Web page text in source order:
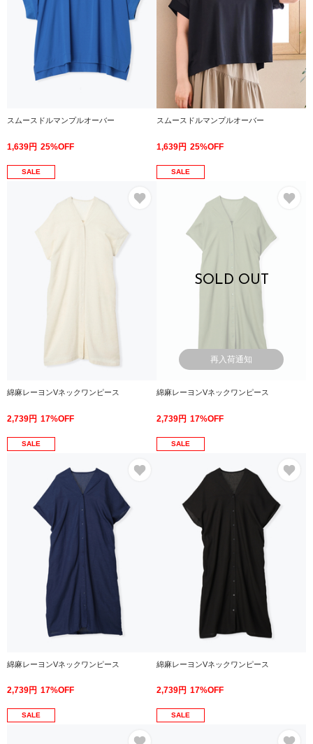
スムースドルマンプルオーバー
1,639円 25%OFF
スムースドルマンプルオーバー
1,639円 25%OFF
SALE
綿麻レーヨンVネックワンピース
2,739円 17%OFF
SALE
SOLD OUT
再入荷通知
綿麻レーヨンVネックワンピース
2,739円 17%OFF
SALE
綿麻レーヨンVネックワンピース
2,739円 17%OFF
SALE
綿麻レーヨンVネックワンピース
2,739円 17%OFF
SALE SALE